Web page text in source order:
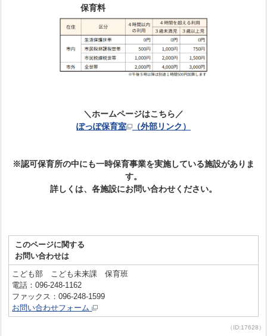
保育料
＼ホームページはこちら／
ぽっぽ保育室
（外部リンク）
※認可保育所の中にも一時保育事業を実施している施設がありま
す。
詳しくは、各施設にお問い合わせください。
このページに関する
お問い合わせは
こども部 こども未来課 保育班
電話：096-248-1162
ファックス：096-248-1599
お問い合わせフォーム
（ID:17628）